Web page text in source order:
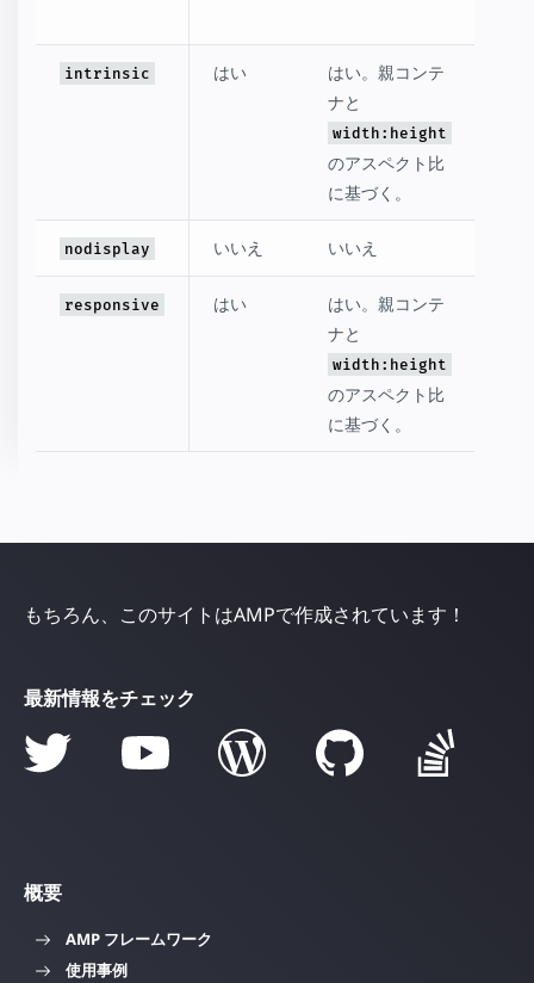
intrinsic はい
はい。親コンテ
ナと
width:height
のアスペクト比
に基づく。
nodisplay いいえ いいえ
responsive はい
はい。親コンテ
ナと
width:height
のアスペクト比
に基づく。
もちろん、このサイトはAMPで作成されています！
最新情報をチェック
概要
AMP フレームワーク
使用事例